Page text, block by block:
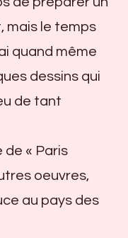
mais le temps
quand même
dessins qui
de tant
de « Paris
oeuvres,
au pays des